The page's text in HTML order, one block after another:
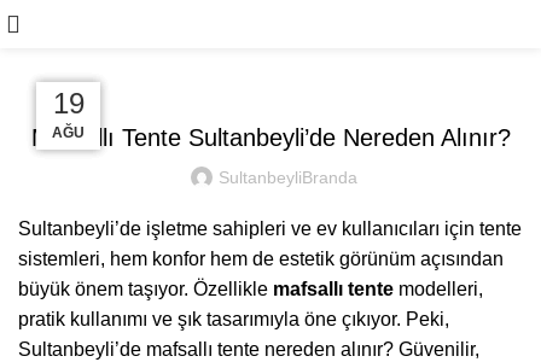
Mafsallı Tente Sultanbeyli’de Nereden Alınır?
SultanbeyliBranda
Sultanbeyli’de işletme sahipleri ve ev kullanıcıları için tente
sistemleri, hem konfor hem de estetik görünüm açısından
büyük önem taşıyor. Özellikle mafsallı tente modelleri,
pratik kullanımı ve şık tasarımıyla öne çıkıyor. Peki,
Sultanbeyli’de mafsallı tente nereden alınır? Güvenilir,
27
AĞU
27
AĞU
27
AĞU
19
AĞU